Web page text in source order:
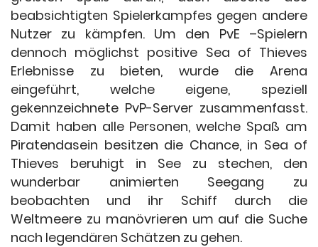
beabsichtigten Spielerkampfes gegen andere
Nutzer zu kämpfen. Um den PvE –Spielern
dennoch möglichst positive Sea of Thieves
Erlebnisse zu bieten, wurde die Arena
eingeführt, welche eigene, speziell
gekennzeichnete PvP-Server zusammenfasst.
Damit haben alle Personen, welche Spaß am
Piratendasein besitzen die Chance, in Sea of
Thieves beruhigt in See zu stechen, den
wunderbar animierten Seegang zu
beobachten und ihr Schiff durch die
Weltmeere zu manövrieren um auf die Suche
nach legendären Schätzen zu gehen.